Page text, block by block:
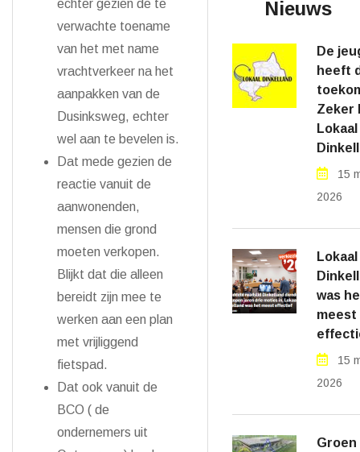
echter gezien de te
verwachte toename
van het met name
vrachtverkeer na het
aanpakken van de
Dusinksweg, echter
wel aan te bevelen is.
Dat mede gezien de
reactie vanuit de
aanwonenden,
mensen die grond
moeten verkopen.
Blijkt dat die alleen
bereidt zijn mee te
werken aan een plan
met vrijliggend
fietspad.
Dat ook vanuit de
BCO ( de
ondernemers uit
Nieuws
De
heeft
Zeker
Lokaal
15
2026
Lokaal
was
meest
15
2026